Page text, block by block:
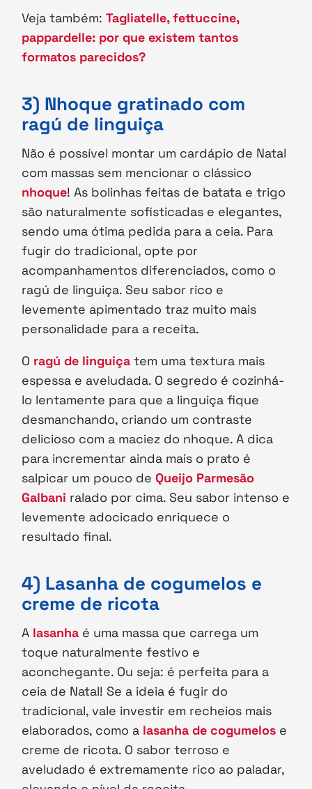
Veja também:Tagliatelle, fettuccine,
pappardelle: por que existem tantos
formatos parecidos?
3) Nhoque gratinado com
ragú de linguiça
Não é possível montar um cardápio de Natal
com massas sem mencionar o clássico
nhoque! As bolinhas feitas de batata e trigo
são naturalmente sofisticadas e elegantes,
sendo uma ótima pedida para a ceia. Para
fugir do tradicional, opte por
acompanhamentos diferenciados, como o
ragú de linguiça. Seu sabor rico e
levemente apimentado traz muito mais
personalidade para a receita.
O ragú de linguiça tem uma textura mais
espessa e aveludada. O segredo é cozinhá-
lo lentamente para que a linguiça fique
desmanchando, criando um contraste
delicioso com a maciez do nhoque. A dica
para incrementar ainda mais o prato é
salpicar um pouco de Queijo Parmesão
Galbani ralado por cima. Seu sabor intenso e
levemente adocicado enriquece o
resultado final.
4) Lasanha de cogumelos e
creme de ricota
A lasanha é uma massa que carrega um
toque naturalmente festivo e
aconchegante. Ou seja: é perfeita para a
ceia de Natal! Se a ideia é fugir do
tradicional, vale investir em recheios mais
elaborados, como a lasanha de cogumelos e
creme de ricota. O sabor terroso e
aveludado é extremamente rico ao paladar,